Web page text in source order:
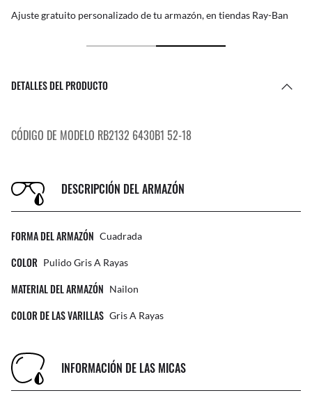
Ajuste gratuito personalizado de tu armazón, en tiendas Ray-Ban
DETALLES DEL PRODUCTO
CÓDIGO DE MODELO RB2132 6430B1 52-18
DESCRIPCIÓN DEL ARMAZÓN
FORMA DEL ARMAZÓN Cuadrada
COLOR Pulido Gris A Rayas
MATERIAL DEL ARMAZÓN Nailon
COLOR DE LAS VARILLAS Gris A Rayas
INFORMACIÓN DE LAS MICAS